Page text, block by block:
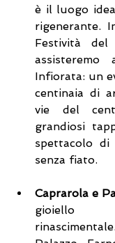
è il luogo
rigenerante.
Festività del
assisteremo
Infiorata: un
centinaia di
vie del
grandiosi
spettacolo di
senza fiato.
Caprarola e
gioiello